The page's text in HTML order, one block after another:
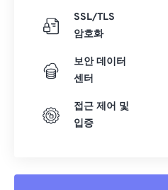
SSL/TLS
암호화
보안 데이터
센터
접근 제어 및
입증